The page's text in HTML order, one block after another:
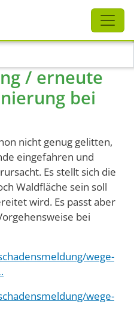
/ erneute
bei
nicht genug gelitten,
eingefahren und
Es stellt sich die
Waldfläche sein soll
wird. Es passt aber
bei
wege-
wege-
Schliessen